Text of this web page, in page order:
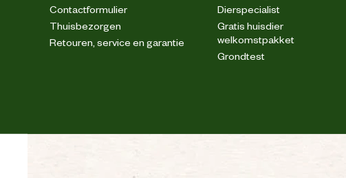
Contactformulier
Thuisbezorgen
Retouren, service en garantie
Dierspecialist
Gratis huisdier
welkomstpakket
Grondtest